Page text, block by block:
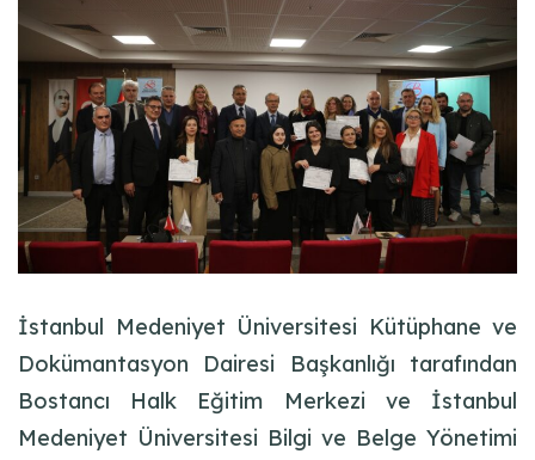
İstanbul Medeniyet Üniversitesi Kütüphane ve
Dokümantasyon Dairesi Başkanlığı tarafından
Bostancı Halk Eğitim Merkezi ve İstanbul
Medeniyet Üniversitesi Bilgi ve Belge Yönetimi